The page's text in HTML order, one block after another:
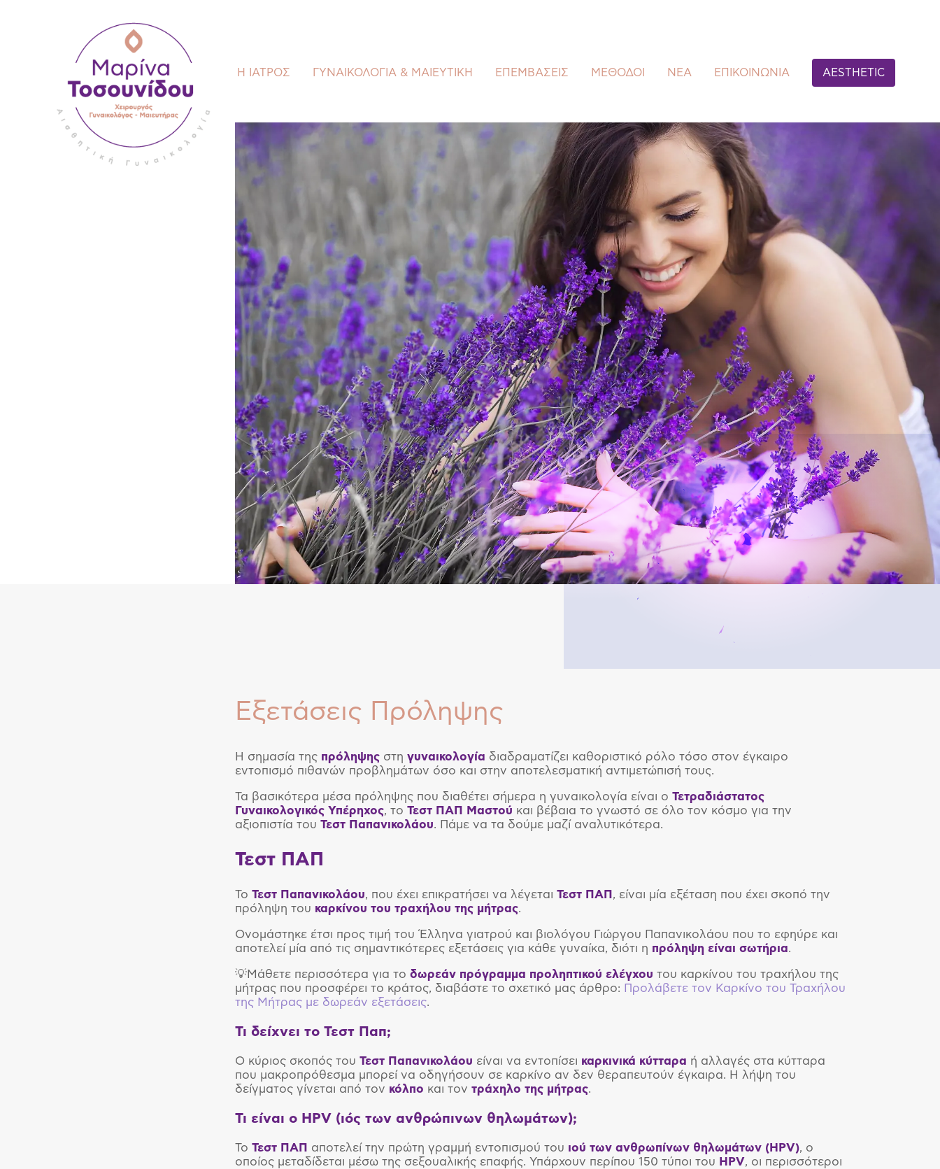
Η ΙΑΤΡΟΣ ΓΥΝΑΙΚΟΛΟΓΙΑ & ΜΑΙΕΥΤΙΚΗ ΕΠΕΜΒΑΣΕΙΣ ΜΕΘΟΔΟΙ ΝΕΑ ΕΠΙΚΟΙΝΩΝΙΑ AESTHETIC
Εξετάσεις Πρόληψης
Η σημασία της πρόληψης στη γυναικολογία διαδραματίζει καθοριστικό ρόλο τόσο στον έγκαιρο
εντοπισμό πιθανών προβλημάτων όσο και στην αποτελεσματική αντιμετώπισή τους.
Τα βασικότερα μέσα πρόληψης που διαθέτει σήμερα η γυναικολογία είναι ο Τετραδιάστατος
Γυναικολογικός Υπέρηχος, το Τεστ ΠΑΠ Μαστού και βέβαια το γνωστό σε όλο τον κόσμο για την
αξιοπιστία του Τεστ Παπανικολάου. Πάμε να τα δούμε μαζί αναλυτικότερα.
Τεστ ΠΑΠ
Το Τεστ Παπανικολάου, που έχει επικρατήσει να λέγεται Τεστ ΠΑΠ , είναι μία εξέταση που έχει σκοπό την
πρόληψη του καρκίνου του τραχήλου της μήτρας.
Ονομάστηκε έτσι προς τιμή του Έλληνα γιατρού και βιολόγου Γιώργου Παπανικολάου που το εφηύρε και
αποτελεί μία από τις σημαντικότερες εξετάσεις για κάθε γυναίκα, διότι η πρόληψη είναι σωτήρια.
💡Μάθετε περισσότερα για το δωρεάν πρόγραμμα προληπτικού ελέγχου του καρκίνου του τραχήλου της
μήτρας που προσφέρει το κράτος, διαβάστε το σχετικό μας άρθρο: Προλάβετε τον Καρκίνο του Τραχήλου
της Μήτρας με δωρεάν εξετάσεις.
Τι δείχνει το Τεστ Παπ;
Ο κύριος σκοπός του Τεστ Παπανικολάου είναι να εντοπίσει καρκινικά κύτταρα ή αλλαγές στα κύτταρα
που μακροπρόθεσμα μπορεί να οδηγήσουν σε καρκίνο αν δεν θεραπευτούν έγκαιρα. Η λήψη του
δείγματος γίνεται από τον κόλπο και τον τράχηλο της μήτρας.
Τι είναι ο HPV (ιός των ανθρώπινων θηλωμάτων);
Το Τεστ ΠΑΠ αποτελεί την πρώτη γραμμή εντοπισμού του ιού των ανθρωπίνων θηλωμάτων (HPV), ο
οποίος μεταδίδεται μέσω της σεξουαλικής επαφής. Υπάρχουν περίπου 150 τύποι του HPV, οι περισσότεροι